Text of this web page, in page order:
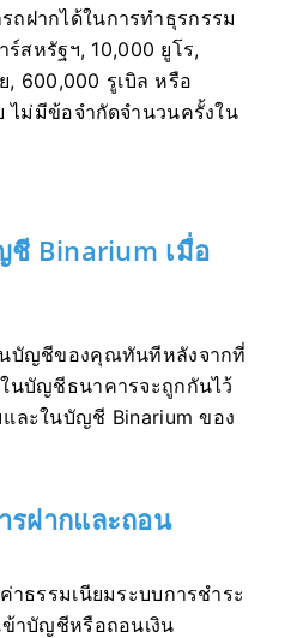
ถฝากได้ในการทำธุรกรรม
ร์สหรัฐฯ, 10,000 ยูโร,
, 600,000 รูเบิล หรือ
ไม่มีข้อจำกัดจำนวนครั้งใน
ชี Binarium เมื่อ
บัญชีของคุณทันทีหลังจากที่
นบัญชีธนาคารจะถูกกันไว้
ละในบัญชี Binarium ของ
รฝากและถอน
าธรรมเนียมระบบการชำระ
ข้าบัญชีหรือถอนเงิน